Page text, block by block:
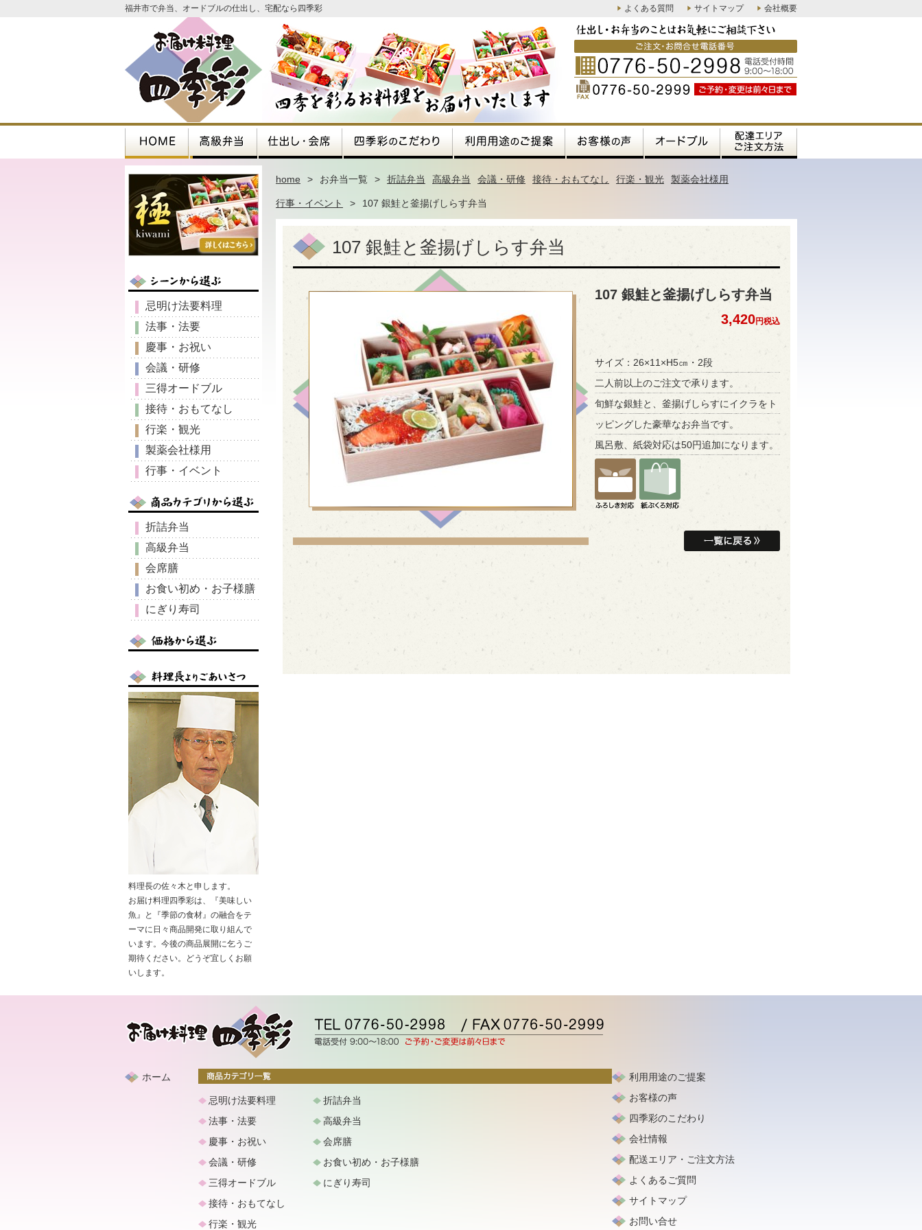
福井市で弁当、オードブルの仕出し、宅配なら四季彩 会社概要
サイトマップ
よくある質問
home > お弁当一覧 > 折詰弁当 高級弁当 会議・研修 接待・おもてなし 行楽・観光 製薬会社様用
行事・イベント > 107 銀鮭と釜揚げしらす弁当
107 銀鮭と釜揚げしらす弁当
107 銀鮭と釜揚げしらす弁当
3,420円税込
サイズ：26×11×H5㎝・2段
二人前以上のご注文で承ります。
旬鮮な銀鮭と、釜揚げしらすにイクラをト
ッピングした豪華なお弁当です。
風呂敷、紙袋対応は50円追加になります。
忌明け法要料理
法事・法要
慶事・お祝い
会議・研修
三得オードブル
接待・おもてなし
行楽・観光
製薬会社様用
行事・イベント
折詰弁当
高級弁当
会席膳
お食い初め・お子様膳
にぎり寿司
料理長の佐々木と申します。
お届け料理四季彩は、『美味しい
魚』と『季節の食材』の融合をテ
ーマに日々商品開発に取り組んで
います。今後の商品展開に乞うご
期待ください。どうぞ宜しくお願
いします。
ホーム
忌明け法要料理
法事・法要
慶事・お祝い
会議・研修
三得オードブル
接待・おもてなし
行楽・観光
折詰弁当
高級弁当
会席膳
お食い初め・お子様膳
にぎり寿司
利用用途のご提案
お客様の声
四季彩のこだわり
会社情報
配送エリア・ご注文方法
よくあるご質問
サイトマップ
お問い合せ